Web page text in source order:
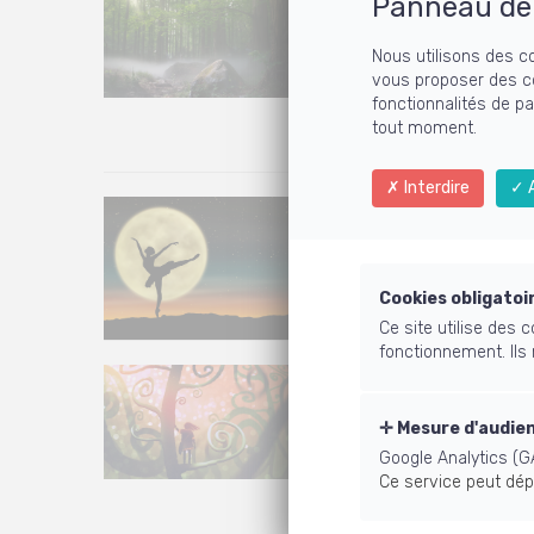
refait le refrain
sylvothérapie est
Reconnexion à soi et à la
Gestion des
Lire la suite
C'est quoi le coaching ?
Méthode portée sur
tout en réalisant de belles
Panneau
Nous utilisons des
vous proposer des
fonctionnalités de
tout moment.
Interdire
Cookies
Ce site utilise des
fonctionnement. Ils
Mesure
Google Analytics
Ce service peut